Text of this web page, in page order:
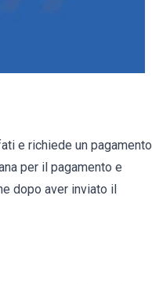
e richiede un pagamento
per il pagamento e
dopo aver inviato il